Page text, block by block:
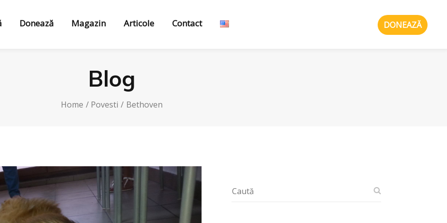
Donează Magazin Articole Contact DONEAZĂ
Blog
Home Povesti Bethoven